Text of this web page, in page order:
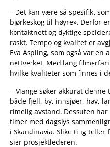
– Det kan være så spesifikt
bjørkeskog til høyre». Derfor
kontaktnett og dyktige
raskt. Tempo og kvalitet er
Eva Aspling, som også var en
nettverket. Med lang
hvilke kvaliteter som finnes i
– Mange søker akkurat
både fjell, by, innsjøer, hav,
rimelig avstand. Dessuten
timer med dagslys
i Skandinavia. Slike ting teller
sier prosjektlederen.